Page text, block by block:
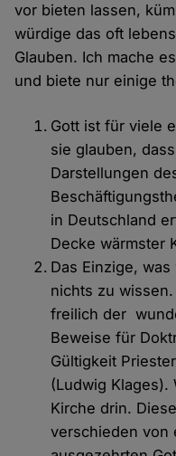
vor bieten lassen,
würdige das oft
Glauben. Ich mache
und biete nur einige
Gott ist für viele
sie glauben,
Darstellungen
in Deutschland
Decke wärmster
Das Einzige,
nichts zu
freilich der
Beweise für
Gültigkeit
(Ludwig Klages).
Kirche drin.
verschieden von